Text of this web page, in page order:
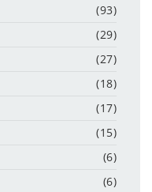
(93)
(29)
(27)
(18)
(17)
(15)
(6)
(6)